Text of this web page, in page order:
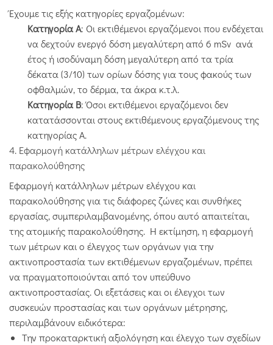
Έχουμε τις εξής κατηγορίες εργαζομένων:
Κατηγορία Α: Οι εκτιθέμενοι εργαζόμενοι που ενδέχεται
να δεχτούν ενεργό δόση μεγαλύτερη από 6 mSv ανά
έτος ή ισοδύναμη δόση μεγαλύτερη από τα τρία
δέκατα (3/10) των ορίων δόσης για τους φακούς των
οφθαλμών, το δέρμα, τα άκρα κ.τ.λ.
Κατηγορία Β: Όσοι εκτιθέμενοι εργαζόμενοι δεν
κατατάσσονται στους εκτιθέμενους εργαζόμενους της
κατηγορίας Α.
4. Εφαρμογή κατάλληλων μέτρων ελέγχου και
παρακολούθησης
Εφαρμογή κατάλληλων μέτρων ελέγχου και
παρακολούθησης για τις διάφορες ζώνες και συνθήκες
εργασίας, συμπεριλαμβανομένης, όπου αυτό απαιτείται,
της ατομικής παρακολούθησης. Η εκτίμηση, η εφαρμογή
των μέτρων και ο έλεγχος των οργάνων για την
ακτινοπροστασία των εκτιθέμενων εργαζομένων, πρέπει
να πραγματοποιούνται από τον υπεύθυνο
ακτινοπροστασίας. Οι εξετάσεις και οι έλεγχοι των
συσκευών προστασίας και των οργάνων μέτρησης,
περιλαμβάνουν ειδικότερα:
Την προκαταρκτική αξιολόγηση και έλεγχο των σχεδίων